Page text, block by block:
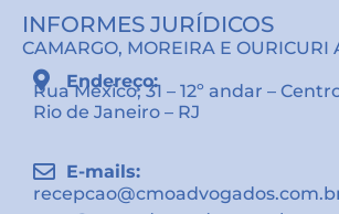
INFORMES JURÍDICOS
CAMARGO, MOREIRA E OURICURI
Endereço:
Rua México, 31 – 12º andar –
Rio de Janeiro – RJ
E-mails: